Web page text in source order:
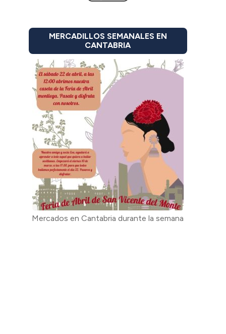
MERCADILLOS SEMANALES EN
CANTABRIA
Mercados en Cantabria durante la semana